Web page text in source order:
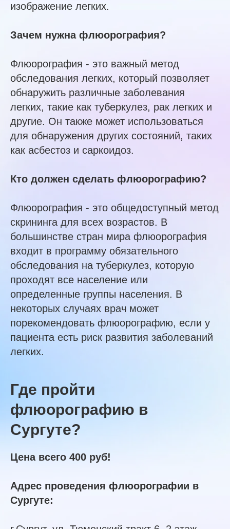
изображение легких.
Зачем нужна флюорография?
Флюорография - это важный метод
обследования легких, который позволяет
обнаружить различные заболевания
легких, такие как туберкулез, рак легких и
другие. Он также может использоваться
для обнаружения других состояний, таких
как асбестоз и саркоидоз.
Кто должен сделать флюорографию?
Флюорография - это общедоступный метод
скрининга для всех возрастов. В
большинстве стран мира флюорография
входит в программу обязательного
обследования на туберкулез, которую
проходят все население или
определенные группы населения. В
некоторых случаях врач может
порекомендовать флюорографию, если у
пациента есть риск развития заболеваний
легких.
Где пройти
флюорографию в
Сургуте?
Цена всего 400 руб!
Адрес проведения флюорографии в
Сургуте: